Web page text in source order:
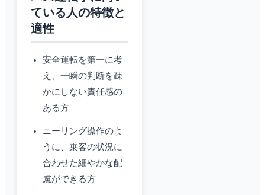
ている人の特徴と
適性
安全運転を第一に考
え、一瞬の判断を疎
かにしない責任感の
ある方
ニーリング操作のよ
うに、乗客の状況に
合わせた細やかな配
慮ができる方